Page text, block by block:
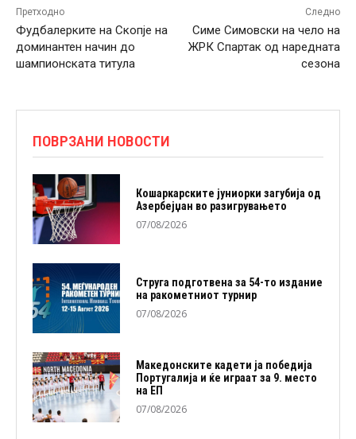
Претходно
Фудбалерките на Скопје на
доминантен начин до
шампионската титула
Следно
Симе Симовски на чело на
ЖРК Спартак од наредната
сезона
ПОВРЗАНИ НОВОСТИ
Кошаркарските јуниорки загубија од
Азербејџан во разигрувањето
07/08/2026
Струга подготвена за 54-то издание
на ракометниот турнир
07/08/2026
Македонските кадети ја победија
Португалија и ќе играат за 9. место
на ЕП
07/08/2026